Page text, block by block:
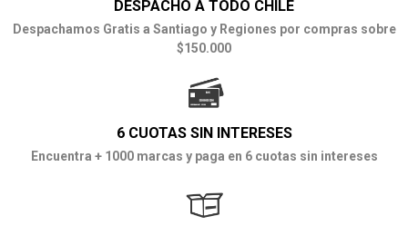
DESPACHO A TODO CHILE
Despachamos Gratis a Santiago y Regiones por compras sobre
$150.000
6 CUOTAS SIN INTERESES
Encuentra + 1000 marcas y paga en 6 cuotas sin intereses